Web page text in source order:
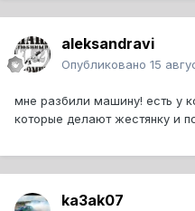
aleksandravi
Опубликовано 15
мне разбили машину! есть у
которые делают жестянку и
ka3ak07